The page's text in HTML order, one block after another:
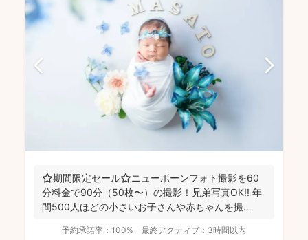
⭐️期間限定セール⭐️ニューボーンフォト撮影を60
分料金で90分（50枚〜）の撮影！兄弟写真OK!! 年
間500人ほどの小さいお子さんや赤ちゃんを撮
予約承諾率： 100% 最終アクティブ： 3時間以内